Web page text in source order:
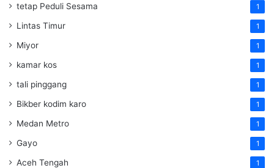
tetap Peduli Sesama 1
Lintas Timur 1
Miyor 1
kamar kos 1
tali pinggang 1
Bikber kodim karo 1
Medan Metro 1
Gayo 1
Aceh Tengah 1